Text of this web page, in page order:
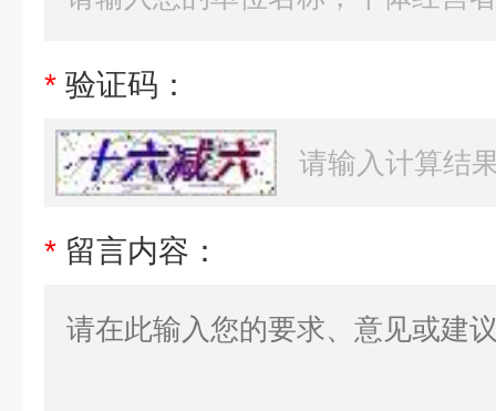
* 验证码：
* 留言内容：